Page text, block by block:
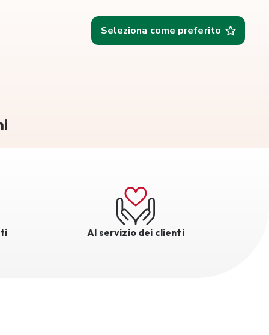
Seleziona come preferito
Al servizio dei clienti